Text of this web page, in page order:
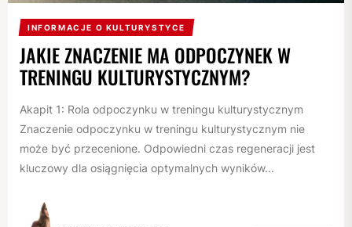
INFORMACJE O KULTURYSTYCE
JAKIE ZNACZENIE MA ODPOCZYNEK W
TRENINGU KULTURYSTYCZNYM?
Akapit 1: Rola odpoczynku w treningu kulturystycznym
Znaczenie odpoczynku w treningu kulturystycznym nie
może być przecenione. Odpowiedni czas regeneracji jest
kluczowy dla osiągnięcia optymalnych wyników...